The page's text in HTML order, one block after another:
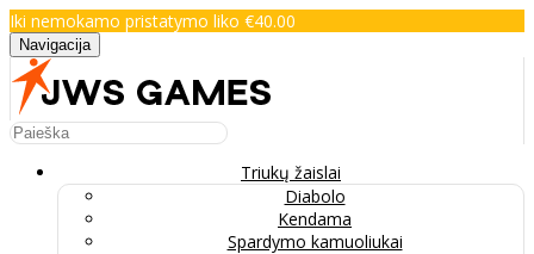
Iki nemokamo pristatymo liko €40.00
Navigacija
Triukų žaislai
Diabolo
Kendama
Spardymo kamuoliukai